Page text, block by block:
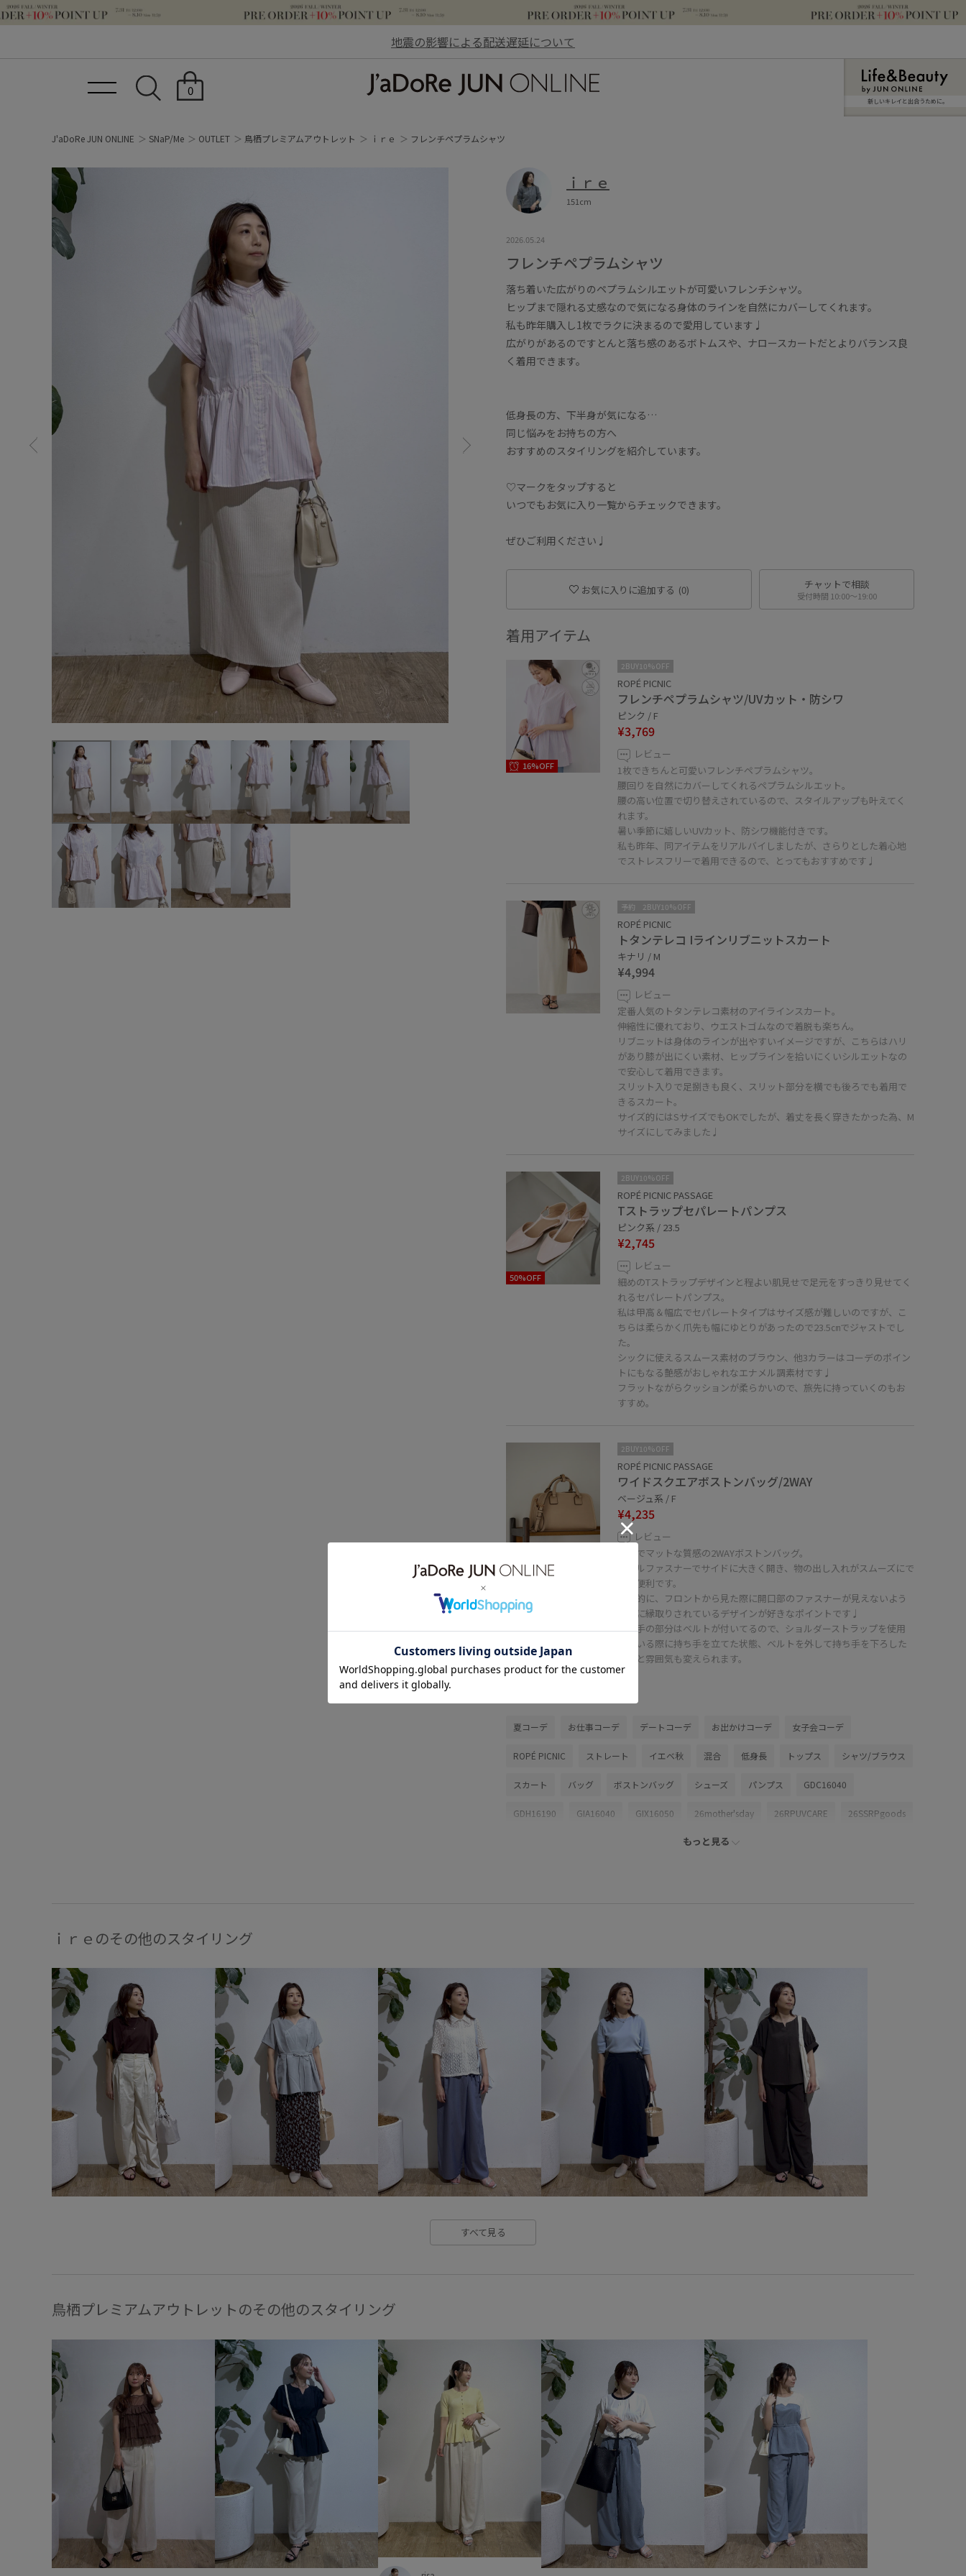
地震の影響による配送遅延について
0
新しいキレイと出合うために。
J'aDoRe JUN ONLINE SNaP/Me OUTLET 鳥栖プレミアムアウトレット ｉｒｅ フレンチペプラムシャツ
ｉｒｅ
151cm
2026.05.24
フレンチペプラムシャツ
落ち着いた広がりのペプラムシルエットが可愛いフレンチシャツ。
ヒップまで隠れる丈感なので気になる身体のラインを自然にカバーしてくれます。
私も昨年購入し1枚でラクに決まるので愛用しています♩
広がりがあるのですとんと落ち感のあるボトムスや、ナロースカートだとよりバランス良
く着用できます。
低身長の方、下半身が気になる…
同じ悩みをお持ちの方へ
おすすめのスタイリングを紹介しています。
♡マークをタップすると
いつでもお気に入り一覧からチェックできます。
ぜひご利用ください♩
お気に入りに追加する (0) チャットで相談
受付時間 10:00〜19:00
着用アイテム
16%OFF
2BUY10%OFF
ROPÉ PICNIC
フレンチペプラムシャツ/UVカット・防シワ
ピンク / F
¥3,769
レビュー
1枚できちんと可愛いフレンチペプラムシャツ。
腰回りを自然にカバーしてくれるペプラムシルエット。
腰の高い位置で切り替えされているので、スタイルアップも叶えてく
れます。
暑い季節に嬉しいUVカット、防シワ機能付きです。
私も昨年、同アイテムをリアルバイしましたが、さらりとした着心地
でストレスフリーで着用できるので、とってもおすすめです♩
予約 2BUY10%OFF
ROPÉ PICNIC
トタンテレコ Iラインリブニットスカート
キナリ / M
¥4,994
レビュー
定番人気のトタンテレコ素材のアイラインスカート。
伸縮性に優れており、ウエストゴムなので着脱も楽ちん。
リブニットは身体のラインが出やすいイメージですが、こちらはハリ
があり膝が出にくい素材、ヒップラインを拾いにくいシルエットなの
で安心して着用できます。
スリット入りで足捌きも良く、スリット部分を横でも後ろでも着用で
きるスカート。
サイズ的にはSサイズでもOKでしたが、着丈を長く穿きたかった為、M
サイズにしてみました♩
50%OFF
2BUY10%OFF
ROPÉ PICNIC PASSAGE
Tストラップセパレートパンプス
ピンク系 / 23.5
¥2,745
レビュー
細めのTストラップデザインと程よい肌見せで足元をすっきり見せてく
れるセパレートパンプス。
私は甲高＆幅広でセパレートタイプはサイズ感が難しいのですが、こ
ちらは柔らかく爪先も幅にゆとりがあったので23.5㎝でジャストでし
た。
シックに使えるスムース素材のブラウン、他3カラーはコーデのポイン
トにもなる艶感がおしゃれなエナメル調素材です♩
フラットながらクッションが柔らかいので、旅先に持っていくのもお
すすめ。
2BUY10%OFF
ROPÉ PICNIC PASSAGE
ワイドスクエアボストンバッグ/2WAY
ベージュ系 / F
¥4,235
レビュー
上品でマットな質感の2WAYボストンバッグ。
ダブルファスナーでサイドに大きく開き、物の出し入れがスムーズにで
きて便利です。
個人的に、フロントから見た際に開口部のファスナーが見えないよう
広めに縁取りされているデザインが好きなポイントです♩
持ち手の部分はベルトが付いてるので、ショルダーストラップを使用
している際に持ち手を立てた状態、ベルトを外して持ち手を下ろした
状態と雰囲気も変えられます。
夏コーデ お仕事コーデ デートコーデ お出かけコーデ 女子会コーデ
ROPÉ PICNIC ストレート イエベ秋 混合 低身長 トップス シャツ/ブラウス
スカート バッグ ボストンバッグ シューズ パンプス GDC16040
GDH16190 GIA16040 GIX16050 26mother'sday 26RPUVCARE 26SSRPgoods
26SS_夏のお仕事ブラウス
カラーニット コットン シャツ ショルダーバッグ
シンプルコーデ ジャケット スタイルアップ スッキリ
スラックス スリット セットアップ ソックス タンクトップ
テレコ素材 テーパードパンツ デニムに合わせる デニム合わせ
ニット ニットスカート バンドカラー
ボリューム感 ポーチ
ワイドパンツ 合わせやすい
定番色 春先 着回しやすい 秋冬 肌見せ 肌触りが良い
もっと見る
ｉｒｅのその他のスタイリング
すべて見る
鳥栖プレミアムアウトレットのその他のスタイリング